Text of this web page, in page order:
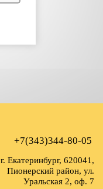
+7(343)344-80-05
г. Екатеринбург, 620041,
Пионерский район, ул.
Уральская 2, оф. 7